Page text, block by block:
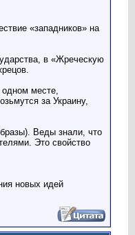
«западников» на
в «Жреческую
одном месте,
за Украину,
Веды знали, что
Это свойство
новых идей